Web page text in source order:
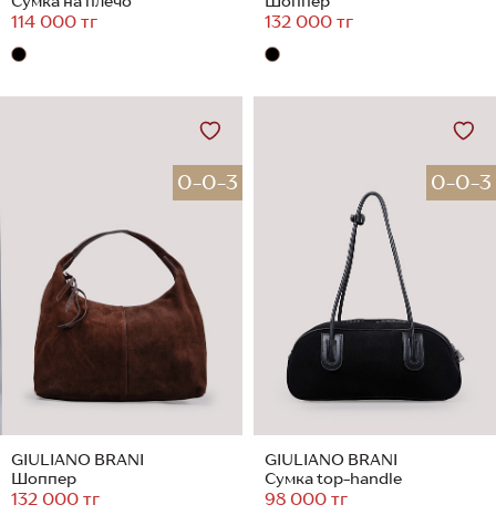
114 000 тг 132 000 тг
0-0-3
GIULIANO BRANI
Шоппер
132 000 тг
0-0-3
GIULIANO BRANI
Сумка top-handle
98 000 тг